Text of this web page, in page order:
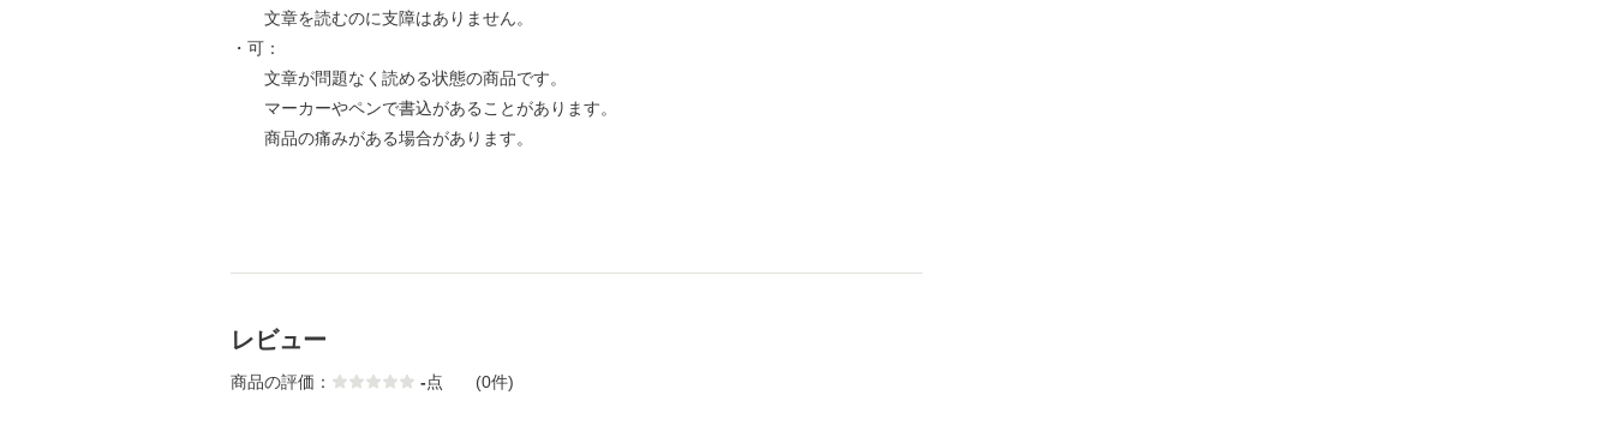
文章を読むのに支障はありません。
・可：
文章が問題なく読める状態の商品です。
マーカーやペンで書込があることがあります。
商品の痛みがある場合があります。
レビュー
商品の評価： -点 (0件)